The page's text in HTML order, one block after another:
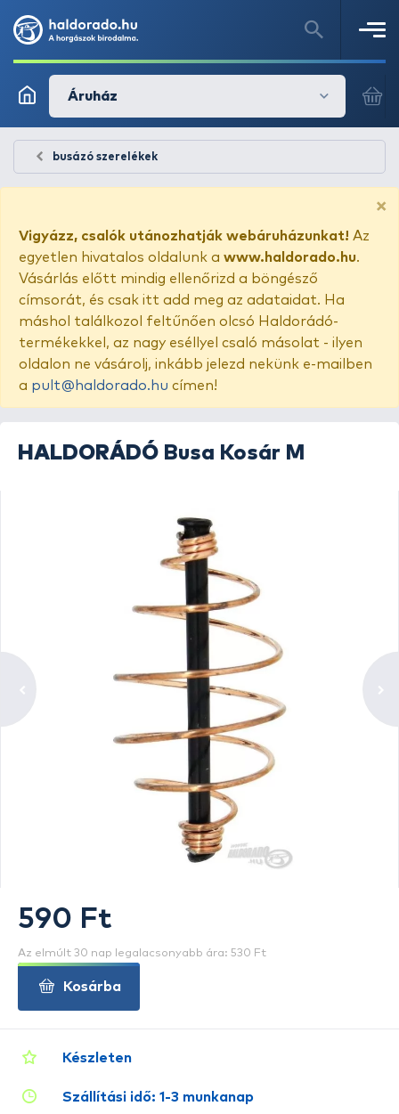
Áruház
busázó szerelékek
×
Vigyázz, csalók utánozhatják webáruházunkat! Az
egyetlen hivatalos oldalunk a www.haldorado.hu.
Vásárlás előtt mindig ellenőrizd a böngésző
címsorát, és csak itt add meg az adataidat. Ha
máshol találkozol feltűnően olcsó Haldorádó-
termékekkel, az nagy eséllyel csaló másolat - ilyen
oldalon ne vásárolj, inkább jelezd nekünk e-mailben
a pult@haldorado.hu címen!
HALDORÁDÓ Busa Kosár M
Készleten
Szállítási idő: 1-3 munkanap
590 Ft
Az elmúlt 30 nap legalacsonyabb ára: 530 Ft
Kosárba